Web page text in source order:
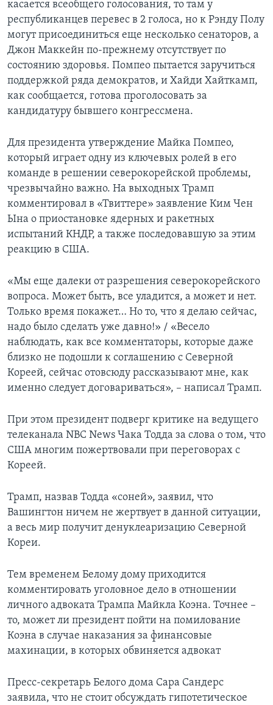
касается всеобщего голосования, то там у
республиканцев перевес в 2 голоса, но к Рэнду Полу
могут присоединиться еще несколько сенаторов, а
Джон Маккейн по-прежнему отсутствует по
состоянию здоровья. Помпео пытается заручиться
поддержкой ряда демократов, и Хайди Хайткамп,
как сообщается, готова проголосовать за
кандидатуру бывшего конгрессмена.
Для президента утверждение Майка Помпео,
который играет одну из ключевых ролей в его
команде в решении северокорейской проблемы,
чрезвычайно важно. На выходных Трамп
комментировал в «Твиттере» заявление Ким Чен
Ына о приостановке ядерных и ракетных
испытаний КНДР, а также последовавшую за этим
реакцию в США.
«Мы еще далеки от разрешения северокорейского
вопроса. Может быть, все уладится, а может и нет.
Только время покажет… Но то, что я делаю сейчас,
надо было сделать уже давно!» / «Весело
наблюдать, как все комментаторы, которые даже
близко не подошли к соглашению с Северной
Кореей, сейчас отовсюду рассказывают мне, как
именно следует договариваться», – написал Трамп.
При этом президент подверг критике на ведущего
телеканала NBC News Чака Тодда за слова о том, что
США многим пожертвовали при переговорах с
Кореей.
Трамп, назвав Тодда «соней», заявил, что
Вашингтон ничем не жертвует в данной ситуации,
а весь мир получит денуклеаризацию Северной
Кореи.
Тем временем Белому дому приходится
комментировать уголовное дело в отношении
личного адвоката Трампа Майкла Коэна. Точнее –
то, может ли президент пойти на помилование
Коэна в случае наказания за финансовые
махинации, в которых обвиняется адвокат
Пресс-секретарь Белого дома Сара Сандерс
заявила, что не стоит обсуждать гипотетическое